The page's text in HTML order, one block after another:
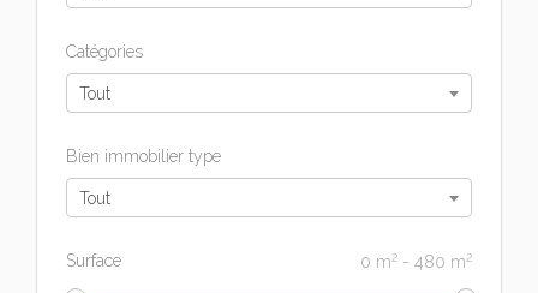
Catégories
Tout
Bien immobilier type
Tout
Surface 0 m2 - 480 m2